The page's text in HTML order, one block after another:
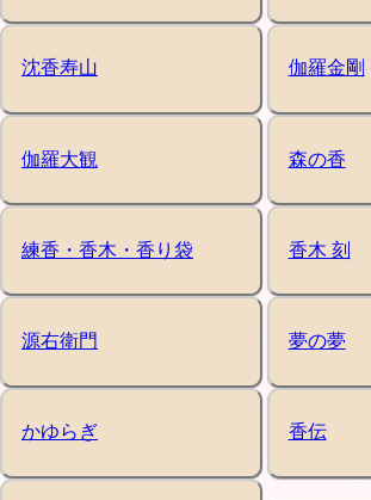
沈香寿山 伽羅金剛
伽羅大観 森の香
練香・香木・香り袋 香木 刻
源右衛門 夢の夢
かゆらぎ 香伝